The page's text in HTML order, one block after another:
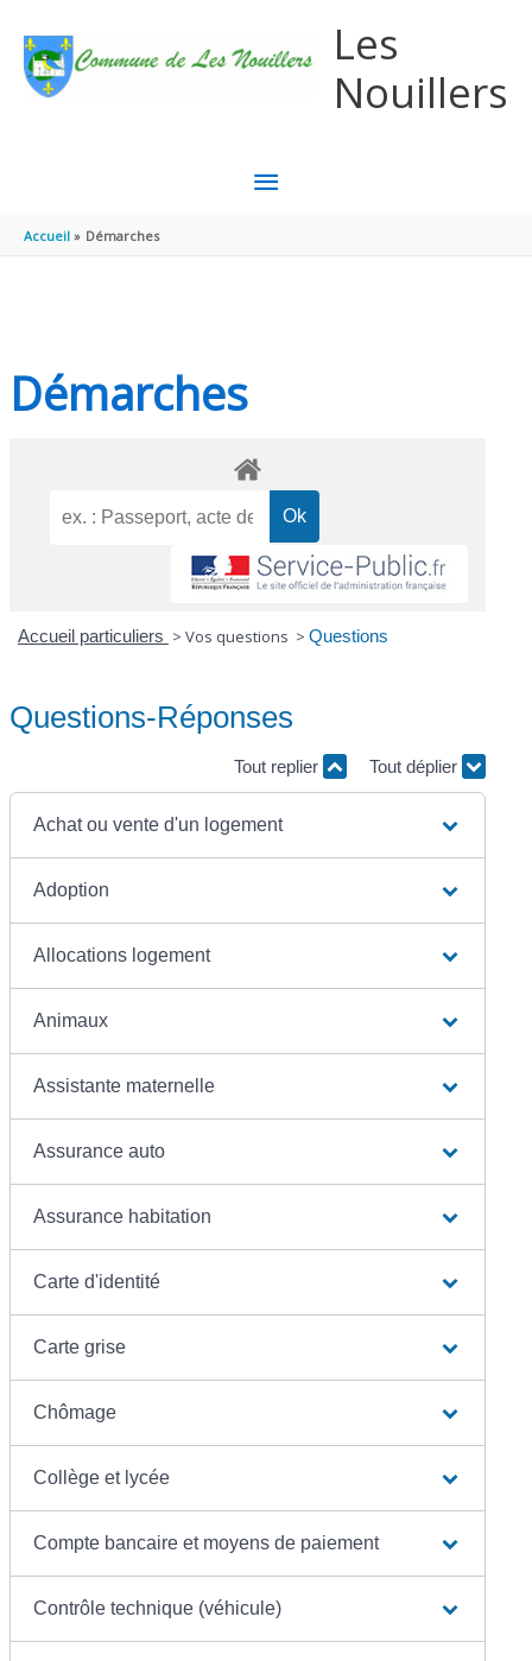
Les
Nouillers
MENU
Accueil Démarches
Démarches
Accueil particuliers > Vos questions > Questions
Questions-Réponses
Tout replier Tout déplier
Achat ou vente d'un logement
Adoption
Allocations logement
Animaux
Assistante maternelle
Assurance auto
Assurance habitation
Carte d'identité
Carte grise
Chômage
Collège et lycée
Compte bancaire et moyens de paiement
Contrôle technique (véhicule)